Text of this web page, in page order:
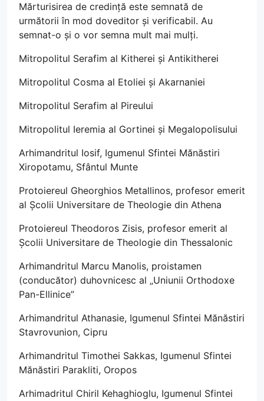
Mărturisirea de credință este semnată de
următorii în mod doveditor și verificabil. Au
semnat-o și o vor semna mult mai mulți.
Mitropolitul Serafim al Kitherei și Antikitherei
Mitropolitul Cosma al Etoliei și Akarnaniei
Mitropolitul Serafim al Pireului
Mitropolitul Ieremia al Gortinei și Megalopolisului
Arhimandritul Iosif, Igumenul Sfintei Mănăstiri
Xiropotamu, Sfântul Munte
Protoiereul Gheorghios Metallinos, profesor emerit
al Școlii Universitare de Theologie din Athena
Protoiereul Theodoros Zisis, profesor emerit al
Școlii Universitare de Theologie din Thessalonic
Arhimandritul Marcu Manolis, proistamen
(conducător) duhovnicesc al „Uniunii Orthodoxe
Pan-Ellinice”
Arhimandritul Athanasie, Igumenul Sfintei Mănăstiri
Stavrovunion, Cipru
Arhimandritul Timothei Sakkas, Igumenul Sfintei
Mănăstiri Parakliti, Oropos
Arhimadritul Chiril Kehaghioglu, Igumenul Sfintei